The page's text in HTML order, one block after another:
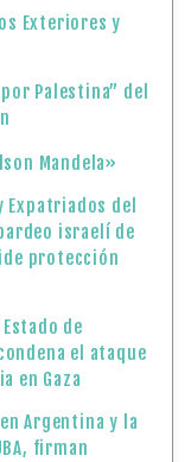
Exteriores y
Palestina” del
Mandela»
del
israelí de
protección
de
el ataque
en Gaza
Argentina y la
firman